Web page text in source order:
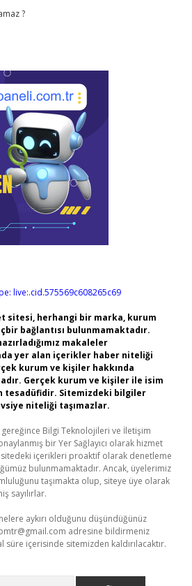
?
live:.cid.575569c608265c69
sitesi, herhangi bir marka, kurum
bağlantısı bulunmamaktadır.
makaleler
yer alan içerikler haber niteliği
kurum ve kişiler hakkında
Gerçek kurum ve kişiler ile isim
tesadüfidir. Sitemizdeki bilgiler
niteliği taşımazlar.
gereğince Bilgi Teknolojileri ve İletişim
bir Yer Sağlayıcı olarak hizmet
içerikleri proaktif olarak denetleme
bulunmamaktadır. Ancak, üyelerimiz
taşımakta olup, siteye üye olarak
sayılırlar.
aykırı olduğunu düşündüğünüz
adresine bildirmeniz
içerisinde sitemizden kaldırılacaktır.